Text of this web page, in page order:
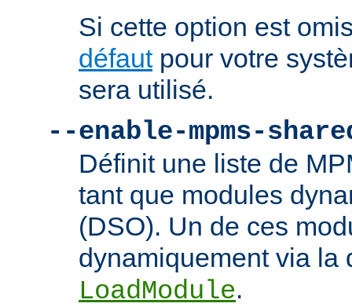
Si cette option est
défautpour votre
sera utilisé.
--enable-mpms-
Définit une liste de
tant que modules
(DSO). Un de ces
dynamiquement via la
LoadModule.